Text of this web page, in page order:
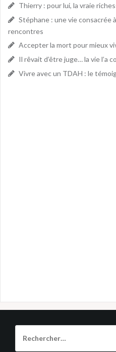
Thierry : pour lui, la vraie
Stéphane : une vie consacrée
rencontres
Accepter la mort pour mieux
Il rêvait d’être juge… la vie l’a
Vivre avec un TDAH : le